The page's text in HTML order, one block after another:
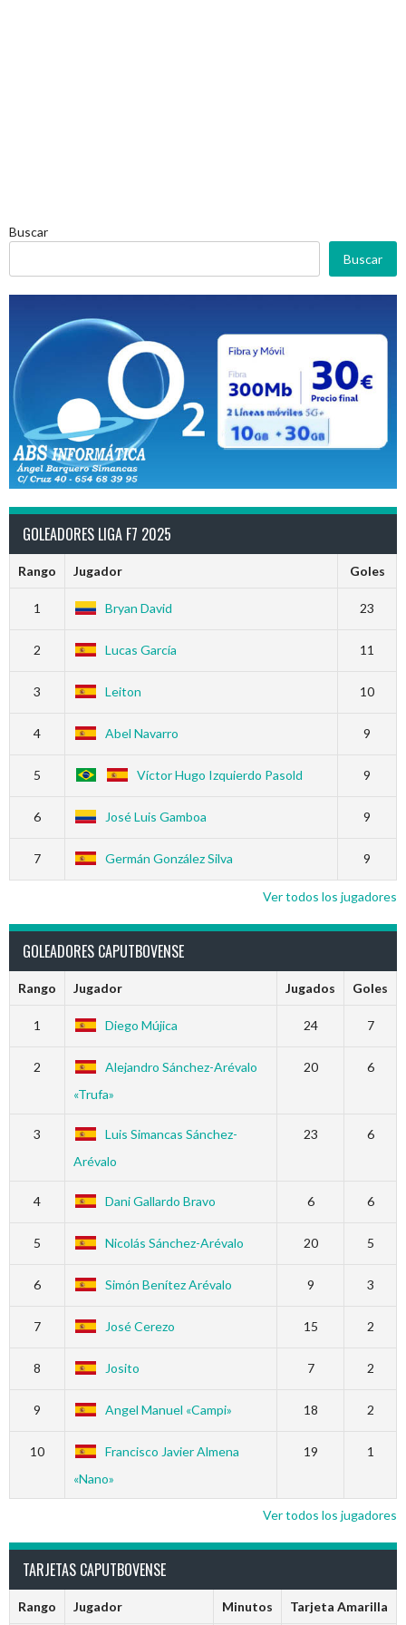
Buscar
Buscar
GOLEADORES LIGA F7 2025
Rango Jugador Goles
1 Bryan David 23
2 Lucas García 11
3 Leiton 10
4 Abel Navarro 9
5 Víctor Hugo Izquierdo Pasold 9
6 José Luis Gamboa 9
7 Germán González Silva 9
Ver todos los jugadores
GOLEADORES CAPUTBOVENSE
Rango Jugador Jugados Goles
1 Diego Mújica 24 7
2
Alejandro Sánchez-Arévalo
«Trufa»
20 6
3
Luis Simancas Sánchez-
Arévalo
23 6
4 Dani Gallardo Bravo 6 6
5 Nicolás Sánchez-Arévalo 20 5
6 Simón Benítez Arévalo 9 3
7 José Cerezo 15 2
8 Josito 7 2
9 Angel Manuel «Campi» 18 2
10
Francisco Javier Almena
«Nano»
19 1
Ver todos los jugadores
TARJETAS CAPUTBOVENSE
Rango Jugador Minutos Tarjeta Amarilla